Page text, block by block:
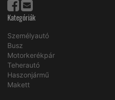
Kategóriák
Személyautó
Busz
Motorkerékpár
Teherautó
Haszonjármű
Makett